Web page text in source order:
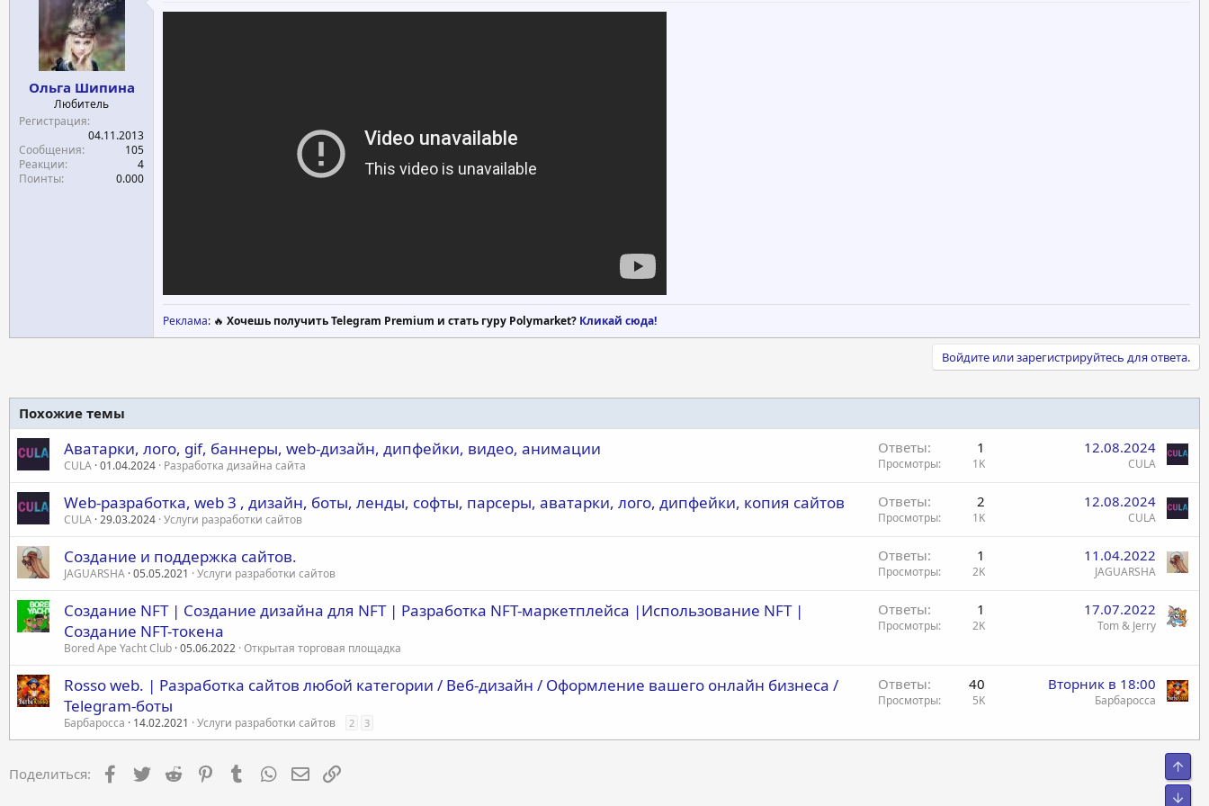
Ольга Шипина
Любитель
Регистрация
04.11.2013
Сообщения
105
Реакции
4
Поинты
0.000
Реклама: 🔥 Хочешь получить Telegram Premium и стать гуру Polymarket? Кликай сюда!
Войдите или зарегистрируйтесь для ответа.
Похожие темы
Аватарки, лого, gif, баннеры, web-дизайн, дипфейки, видео, анимации
CULA 01.04.2024 Разработка дизайна сайта
Ответы 1
Просмотры 1K
12.08.2024
CULA
Web-разработка, web 3 , дизайн, боты, ленды, софты, парсеры, аватарки, лого, дипфейки, копия сайтов
CULA 29.03.2024 Услуги разработки сайтов
Ответы 2
Просмотры 1K
12.08.2024
CULA
Создание и поддержка сайтов.
JAGUARSHA 05.05.2021 Услуги разработки сайтов
Ответы 1
Просмотры 2K
11.04.2022
JAGUARSHA
Создание NFT | Создание дизайна для NFT | Разработка NFT-маркетплейса |Использование NFT |
Создание NFT-токена
Bored Ape Yacht Club 05.06.2022 Открытая торговая площадка
Ответы 1
Просмотры 2K
17.07.2022
Tom & Jerry
Rosso web. | Разработка сайтов любой категории / Веб-дизайн / Оформление вашего онлайн бизнеса /
Telegram-боты
Барбаросса 14.02.2021 Услуги разработки сайтов 2 3
Ответы 40
Просмотры 5K
Вторник в 18:00
Барбаросса
Поделиться: Facebook
Twitter Reddit PinterestTumblrWhatsAppЭлектронная почта